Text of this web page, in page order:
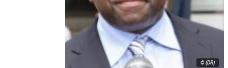
© (DR)